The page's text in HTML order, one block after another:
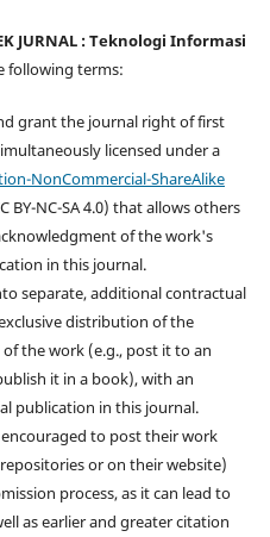
JURNAL : Teknologi Informasi
following terms:
grant the journal right of first
licensed under a
NonCommercial-ShareAlike
BY-NC-SA 4.0) that allows others
of the work's
in this journal.
separate, additional contractual
distribution of the
the work (e.g., post it to an
it in a book), with an
publication in this journal.
to post their work
or on their website)
process, as it can lead to
as earlier and greater citation